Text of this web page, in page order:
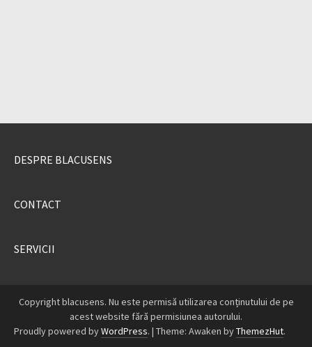
DESPRE BLACUSENS
CONTACT
SERVICII
Copyright blacusens. Nu este permisă utilizarea conținutului de pe
acest website fără permisiunea autorului.
Proudly powered byWordPress. | Theme: Awaken byThemezHut.